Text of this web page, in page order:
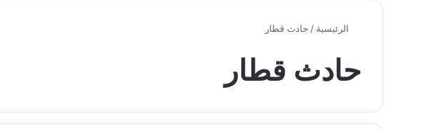
الرئيسية / حادث قطار
حادث قطار